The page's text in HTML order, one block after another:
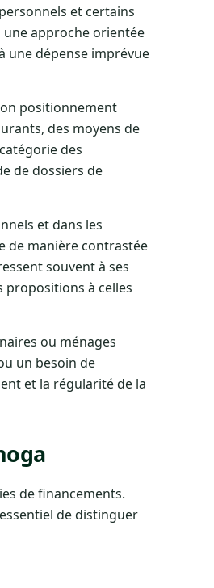
et certains
une approche orientée
une dépense imprévue
positionnement
des moyens de
des
de dossiers de
et dans les
de manière contrastée
souvent à ses
à celles
ou ménages
un besoin de
et la régularité de la
de financements.
de distinguer